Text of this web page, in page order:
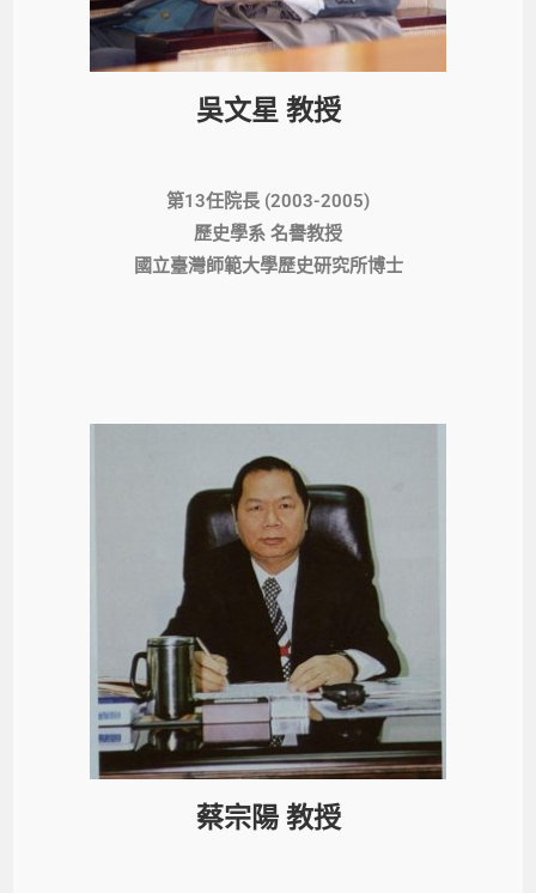
吳文星 教授
第13任院長 (2003-2005)
歷史學系 名譽教授
國立臺灣師範大學歷史研究所博士​
蔡宗陽 教授